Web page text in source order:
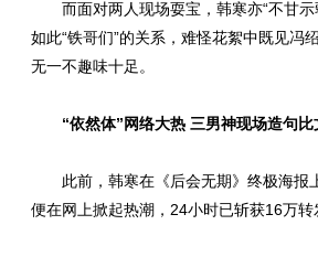
而面对两人现场耍宝，韩寒亦“不甘示
如此“铁哥们”的关系，难怪花絮中既见冯
无一不趣味十足。
“依然体”网络大热 三男神现场造句比
此前，韩寒在《后会无期》终极海报上
便在网上掀起热潮，24小时已斩获16万